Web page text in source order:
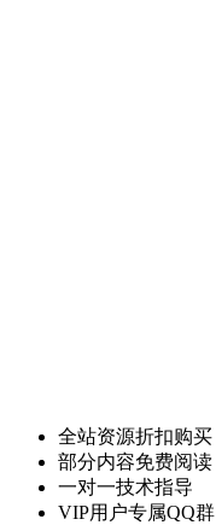
全站资源折扣购买
部分内容免费阅读
一对一技术指导
VIP用户专属QQ群